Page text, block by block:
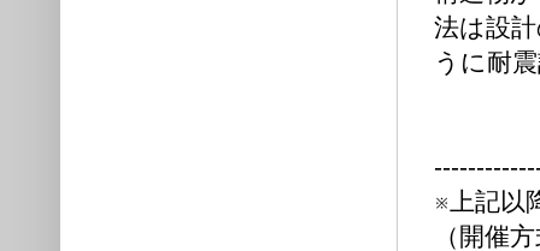
法は設
うに耐
※上記以
（開催